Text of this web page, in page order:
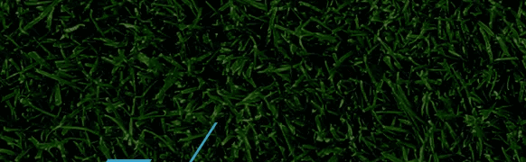
日职联冠军次数排名！鹿岛、横滨水手、川崎前锋荣誉
盘点J1联赛历史夺冠榜单，鹿岛鹿角领跑，详解横滨水手、川崎前
局。
日职联冠军次数排名
横滨水手开启季前热身，补强阵容冲击新赛季亚冠资格